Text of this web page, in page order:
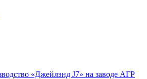
«Джейлэнд J7» на заводе АГР